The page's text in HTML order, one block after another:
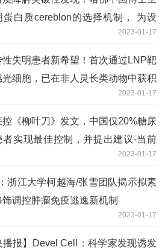
蛋白质cereblon的选择机制， 为设
型靶向药物注入更多可能 天天时讯
2023-01-17
性失明患者新希望！首次通过LNP靶
光细胞，已在非人灵长类动物中获积
2023-01-17
控《柳叶刀》发文，中国仅20%糖尿
者实现最佳控制，并提出建议-当前
2023-01-17
浙江大学柯越海/张雪团队揭示拟素
饰调控肿瘤免疫逃逸新机制
2023-01-17
播报】Devel Cell：科学家发现诱发